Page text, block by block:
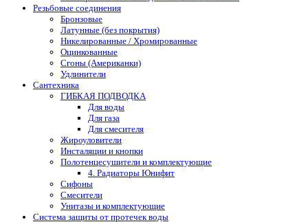
Резьбовые соединения
Бронзовые
Латунные (без покрытия)
Никелированные / Хромированные
Оцинкованные
Сгоны (Американки)
Удлинители
Сантехника
ГИБКАЯ ПОДВОДКА
Для воды
Для газа
Для смесителя
Жироуловители
Инсталяции и кнопки
Полотенцесушители и комплектующие
4. Радиаторы Юнифит
Сифоны
Смесители
Унитазы и комплектующие
Система защиты от протечек воды